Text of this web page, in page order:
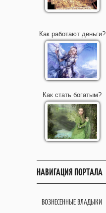
Как работают деньги?
Как стать богатым?
НАВИГАЦИЯ ПОРТАЛА
ВОЗНЕСЕННЫЕ ВЛАДЫКИ